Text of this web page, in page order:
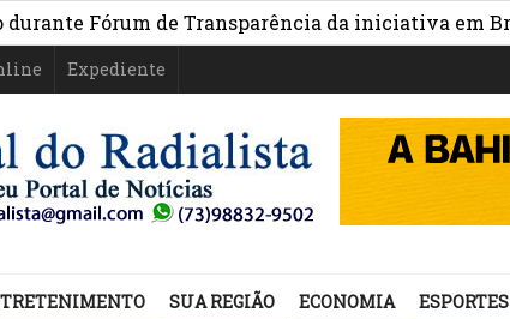
Fórum de Transparência da iniciativa em Brasília »
Expediente
SUA REGIÃO ECONOMIA ESPORTES